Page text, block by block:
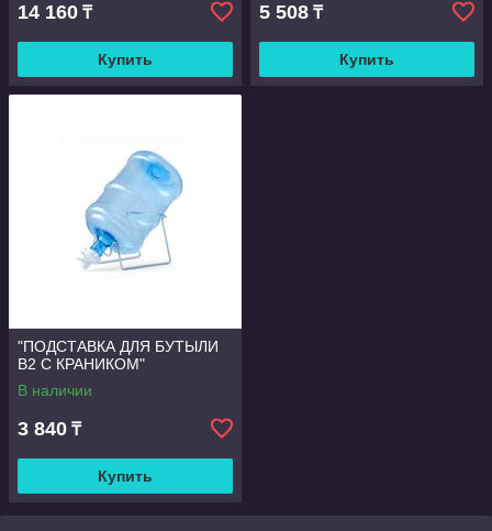
14 160 ₸
Купить
5 508 ₸
Купить
"ПОДСТАВКА ДЛЯ БУТЫЛИ
B2 С КРАНИКОМ"
В наличии
3 840 ₸
Купить